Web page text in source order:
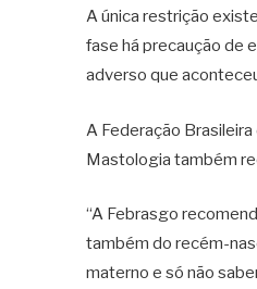
A única restrição
fase há precaução de
adverso que
A Federação
Mastologia também
“A Febrasgo
também do recém-
materno e só não